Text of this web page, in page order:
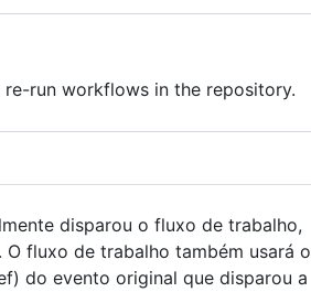
run workflows in the repository.
disparou o fluxo de trabalho,
fluxo de trabalho também usará o
do evento original que disparou a